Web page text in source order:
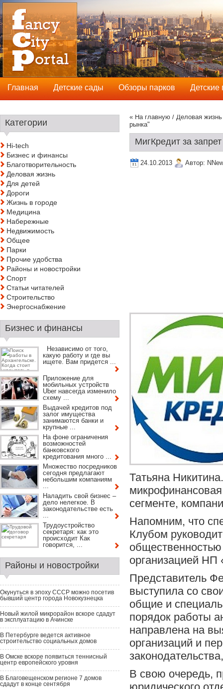
« На главную / Деловая жизнь
рынка"
МигКредит за
24.10.2013 Автор:
Татьяна Никитина.
сегменте,
Напомним, что
Клубом
организацией
Представитель
выступила со
общие и
порядок работы
направлена на
организаций и
В свою очередь,
Категории
Hi-tech
Бизнес и финансы
Благотворительность
Деловая жизнь
Для детей
Дороги
Жизнь в городе
Медицина
Набережные
Недвижимость
Общее
Парки
Прочие удобства
Районы и новостройки
Спорт
Статьи читателей
Строительство
Энергоснабжение
Бизнес и финансы
Независимо от того,
какую работу и где вы
ищете. Вам придется ...
Приложение для
мобильных устройств
Uber навсегда изменило
схему ...
Выдачей кредитов под
залог имущества
занимаются банки и
крупные ...
На фоне ограничения
возможностей
банковского
кредитования много ...
Множество посредников
сегодня предлагают
небольшим компаниям
...
Наладить свой бизнес –
дело нелегкое. В
законодательстве есть
...
Трудоустройство
секретаря: как это
происходит Как
говорится, ...
Районы и новостройки
Окунуться в эпоху СССР можно посетив
бывший центр города Новокузнецка
Новый жилой микрорайон вскоре сдадут
в эксплуатацию в Ачинске
В Петербурге ведется активное
строительство социальных домов
В Омске вскоре появиться теннисный
центр европейского уровня
В Благовещенском регионе 7 домов
сдадут в конце сентября
Главная Детские сады Обзоры парков Детские